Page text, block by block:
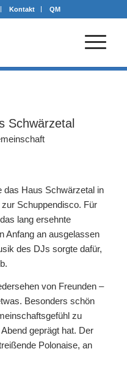
Kontakt QM
Schwärzetal
das Haus Schwärzetal in
Schuppendisco. Für
lang ersehnte
Anfang an ausgelassen
des DJs sorgte dafür,
von Freunden –
Besonders schön
zu
geprägt hat. Der
Polonaise, an